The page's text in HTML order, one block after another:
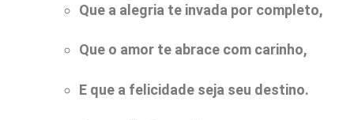
Que a alegria te invada por completo,
Que o amor te abrace com carinho,
E que a felicidade seja seu destino.